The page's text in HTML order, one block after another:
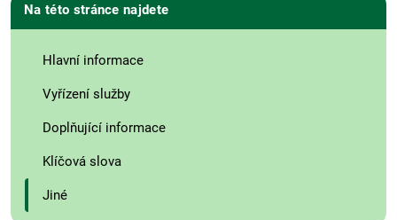
Na této stránce najdete
Hlavní informace
Vyřízení služby
Doplňující informace
Klíčová slova
Jiné